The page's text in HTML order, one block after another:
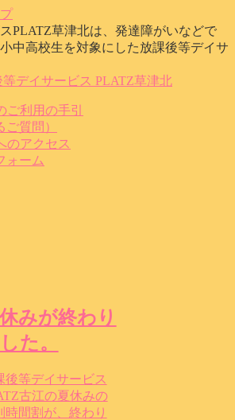
PLATZ草津北は、発達障がいなどで
中高校生を対象にした放課後等デイサ
ご利用の手引
質問）
のアクセス
ォーム
みが終わり
た。
後等デイサービス
古江の夏休みの
時間割が、終わり